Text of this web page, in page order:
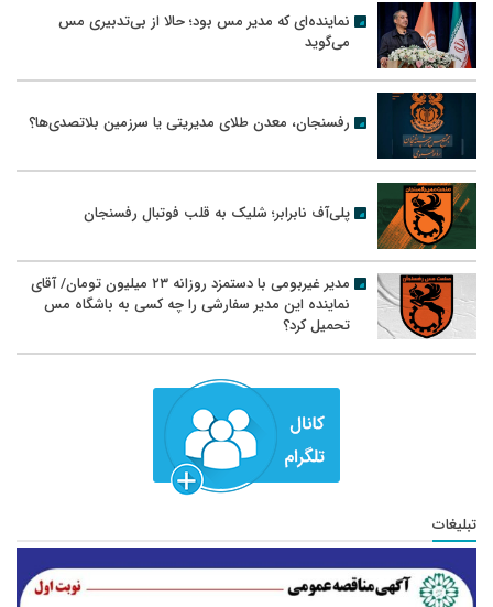
نماینده‌ای که مدیر مس بود؛ حالا از بی‌تدبیری مس
می‌گوید
رفسنجان، معدن طلای مدیریتی یا سرزمین بلاتصدی‌ها؟
پلی‌آف نابرابر؛ شلیک به قلب فوتبال رفسنجان
مدیر غیربومی با دستمزد روزانه ۲۳ میلیون تومان/ آقای
نماینده این مدیر سفارشی را چه کسی به باشگاه مس
تحمیل کرد؟
تبلیغات